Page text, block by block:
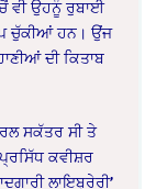
ਵੀ ਉਹਨੂੰ ਰੁਬਾਈ
ਚੁੱਕੀਆਂ ਹਨ। ਉਂਜ
ਦੀ ਕਿਤਾਬ
ਸਕੱਤਰ ਸੀ ਤੇ
ਕਵੀਸ਼ਰ
ਲਾਇਬ੍ਰੇਰੀ’